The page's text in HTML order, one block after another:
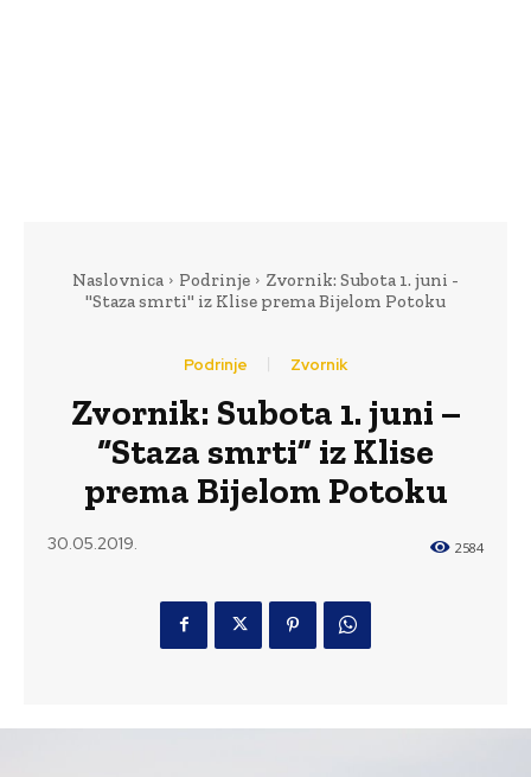
Naslovnica Podrinje
Zvornik: Subota 1. juni -
"Staza smrti" iz Klise prema Bijelom Potoku
Podrinje Zvornik
Zvornik: Subota 1. juni –
“Staza smrti” iz Klise
prema Bijelom Potoku
30.05.2019. 2584